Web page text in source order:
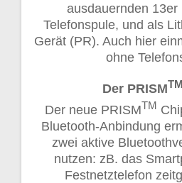
ausdauernden 13er
Telefonspule, und als
Gerät (PR). Auch hier
ohne
Der PRISMTM
Der neue PRISMTM
Bluetooth-Anbindung
zwei aktive
nutzen: zB. das
Festnetztelefon